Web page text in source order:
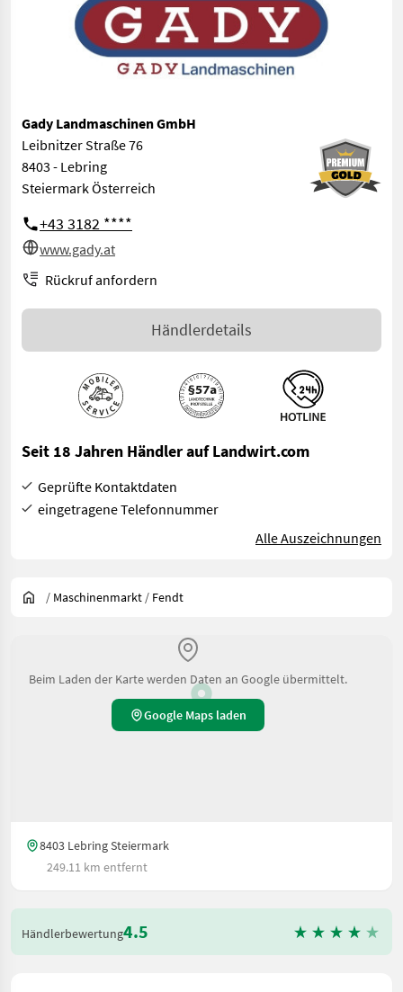
Gady Landmaschinen GmbH
Leibnitzer Straße 76
8403 - Lebring
Steiermark Österreich
+43 3182 ****
www.gady.at
Rückruf anfordern
Händlerdetails
Seit 18 Jahren Händler auf Landwirt.com
Geprüfte Kontaktdaten
eingetragene Telefonnummer
Alle Auszeichnungen
/ Maschinenmarkt / Fendt
Beim Laden der Karte werden Daten an Google übermittelt.
Google Maps laden
8403 Lebring Steiermark
249.11 km entfernt
Händlerbewertung4.5